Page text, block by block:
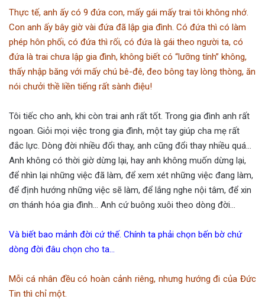
Thực tế, anh ấy có 9 đứa con, mấy gái mấy trai tôi không nhớ.
Con anh ấy bây giờ vài đứa đã lập gia đình. Có đứa thì có làm
phép hôn phối, có đứa thì rối, có đứa là gái theo người ta, có
đứa là trai chưa lập gia đình, không biết có “lưỡng tính” không,
thấy nhập băng với mấy chú bê-đê, đeo bông tay lòng thòng, ăn
nói chưởi thề liền tiếng rất sành điệu!
Tôi tiếc cho anh, khi còn trai anh rất tốt. Trong gia đình anh rất
ngoan. Giỏi mọi việc trong gia đình, một tay giúp cha mẹ rất
đắc lực. Dòng đời nhiều đổi thay, anh cũng đổi thay nhiều quá…
Anh không có thời giờ dừng lại, hay anh không muốn dừng lại,
để nhìn lại những việc đã làm, để xem xét những việc đang làm,
để định hướng những việc sẽ làm, để lắng nghe nội tâm, để xin
ơn thánh hóa gia đình… Anh cứ buông xuôi theo dòng đời…
Và biết bao mảnh đời cứ thế. Chính ta phải chọn bến bờ chứ
dòng đời đâu chọn cho ta…
Mỗi cá nhân đều có hoàn cảnh riêng, nhưng hướng đi của Đức
Tin thì chỉ một.